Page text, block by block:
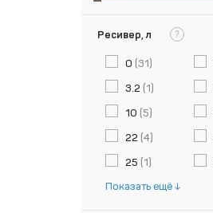
Ресивер, л ?
0 (31)
3.2 (1)
10 (5)
22 (4)
25 (1)
Показать ещё